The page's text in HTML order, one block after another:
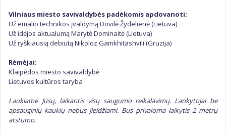
Vilniaus miesto savivaldybės padėkomis apdovanoti:
Už emalio technikos įvaldymą Dovilė Žydelienė (Lietuva)
Už idėjos aktualumą Marytė Dominaitė (Lietuva)
Už ryškiausią debiutą Nikoloz Gamkhitashvili (Gruzija)
Rėmėjai:
Klaipėdos miesto savivaldybė
Lietuvos kultūros taryba
Laukiame Jūsų, laikantis visų saugumo reikalavimų. Lankytojai be
apsauginių kaukių nebus įleidžiami. Bus privaloma laikytis 2 metrų
atstumo.